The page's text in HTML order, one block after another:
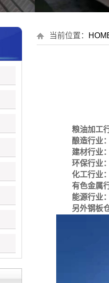
当前位置：
粮油加工
酿造行业
建材行业
环保行业
化工行业
有色金属
能源行业
另外钢板